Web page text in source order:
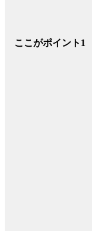
ここがポイント1